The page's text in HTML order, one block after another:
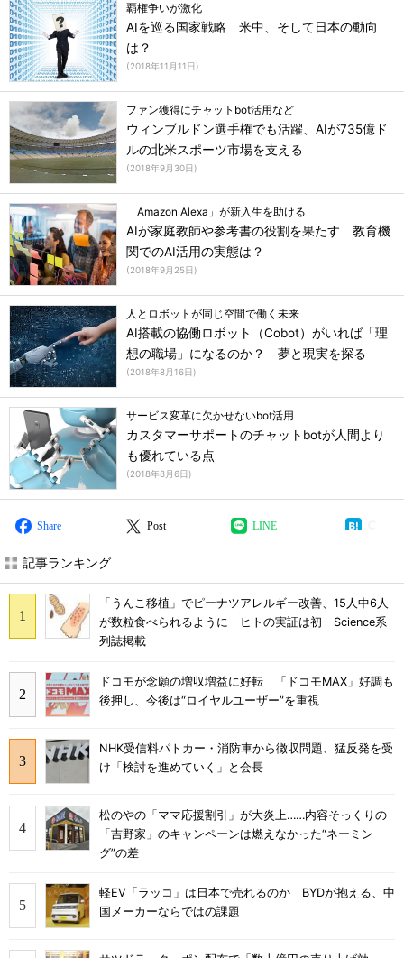
覇権争いが激化
AIを巡る国家戦略 米中、そして日本の動向
は？
(2018年11月11日)
ファン獲得にチャットbot活用など
ウィンブルドン選手権でも活躍、AIが735億ド
ルの北米スポーツ市場を支える
(2018年9月30日)
「Amazon Alexa」が新入生を助ける
AIが家庭教師や参考書の役割を果たす 教育機
関でのAI活用の実態は？
(2018年9月25日)
人とロボットが同じ空間で働く未来
AI搭載の協働ロボット（Cobot）がいれば「理
想の職場」になるのか？ 夢と現実を探る
(2018年8月16日)
サービス変革に欠かせないbot活用
カスタマーサポートのチャットbotが人間より
も優れている点
(2018年8月6日)
Share Post LINE
記事ランキング
「うんこ移植」でピーナツアレルギー改善、15人中6人
が数粒食べられるように ヒトの実証は初 Science系
列誌掲載
ドコモが念願の増収増益に好転 「ドコモMAX」好調も
後押し、今後は“ロイヤルユーザー”を重視
NHK受信料パトカー・消防車から徴収問題、猛反発を受
け「検討を進めていく」と会長
松のやの「ママ応援割引」が大炎上……内容そっくりの
「吉野家」のキャンペーンは燃えなかった“ネーミン
グ”の差
軽EV「ラッコ」は日本で売れるのか BYDが抱える、中
国メーカーならではの課題